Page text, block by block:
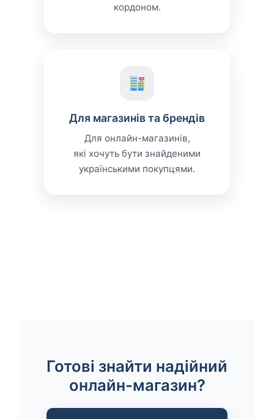
кордоном.
Для магазинів та брендів
Для онлайн-магазинів,
які хочуть бути знайденими
українськими покупцями.
Готові знайти надійний
онлайн-магазин?